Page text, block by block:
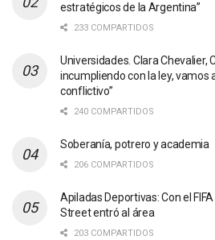
estratégicos de la Argentina”
233 COMPARTIDOS
Universidades. Clara Chevalier,
incumpliendo con la ley,
conflictivo”
240 COMPARTIDOS
Soberanía, potrero y academia
206 COMPARTIDOS
Apiladas Deportivas: Con el
Street entró al área
203 COMPARTIDOS